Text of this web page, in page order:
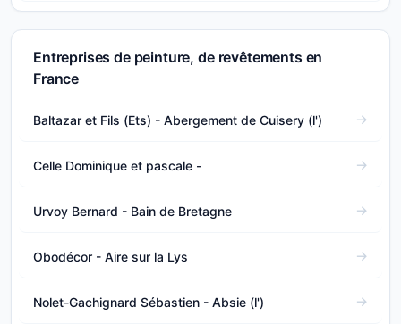
Entreprises de peinture, de revêtements en
France
Baltazar et Fils (Ets) - Abergement de Cuisery (l')
Celle Dominique et pascale -
Urvoy Bernard - Bain de Bretagne
Obodécor - Aire sur la Lys
Nolet-Gachignard Sébastien - Absie (l')